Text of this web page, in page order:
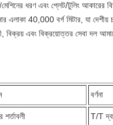
ধরণ এবং প্লেট/টুলিং আকারের
এলাকা 40,000 বর্গ মিটার, যা দেশীয়
বিক্রয় এবং বিক্রয়োত্তর সেবা দল
বর্ণনা
শর্তাবলী
T/T